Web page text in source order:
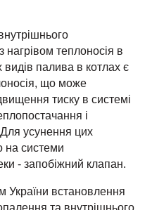
нагрівом теплоносія в
видів палива в котлах є
що може
тиску в системі
і
усунення цих
на системи
- запобіжний клапан.
України встановлення
та внутрішнього